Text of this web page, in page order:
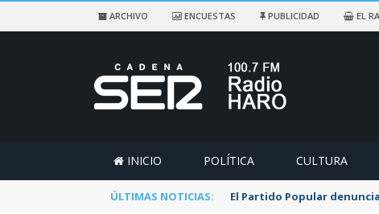
ARCHIVO ENCUESTAS PUBLICIDAD EL
INICIO POLÍTICA CULTURA
ÚLTIMAS NOTICIAS: El Partido Popular